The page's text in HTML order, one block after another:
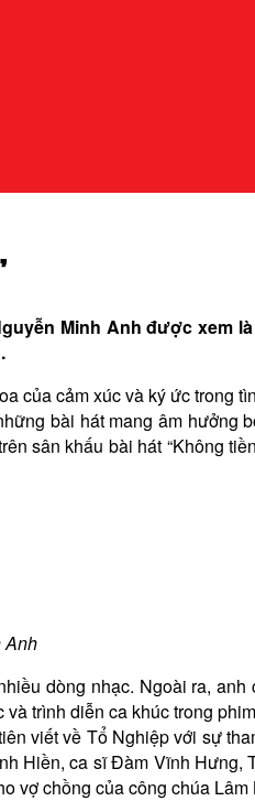
Minh Anh được xem
cảm xúc và ký ức trong
bài hát mang âm hưởng
sân khấu bài hát “Không
Anh
dòng nhạc. Ngoài ra,
trình diễn ca khúc trong
viết về Tổ Nghiệp với sự
Hiền, ca sĩ Đàm Vĩnh
vợ chồng của công chúa